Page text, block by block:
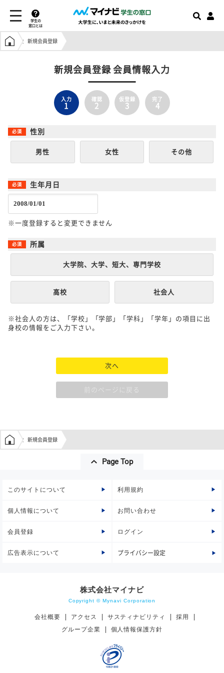
学生の
窓口とは
学生の窓口トップ
新規会員登録
新規会員登録 会員情報入力
入力
1
確認
2
仮登録
3
完了
4
性別
男性 女性 その他
生年月日
※一度登録すると変更できません
所属
大学院、大学、短大、専門学校
高校 社会人
※社会人の方は、「学校」「学部」「学科」「学年」の項目に出
身校の情報をご入力下さい。
次へ
前のページに戻る
学生の窓口トップ
新規会員登録
Page Top
このサイトについて 利用規約
個人情報について お問い合わせ
会員登録 ログイン
広告表示について プライバシー設定
株式会社マイナビ
Copyright © Mynavi Corporation
会社概要 アクセス サスティナビリティ
採用
グループ企業
個人情報保護方針